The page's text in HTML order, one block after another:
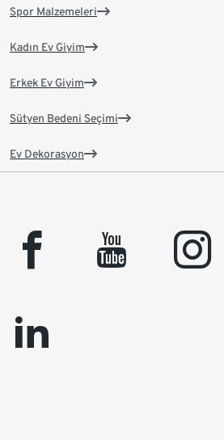
Spor Malzemeleri
Kadın Ev Giyim
Erkek Ev Giyim
Sütyen Bedeni Seçimi
Ev Dekorasyon
facebook youtube instagram
linkedin